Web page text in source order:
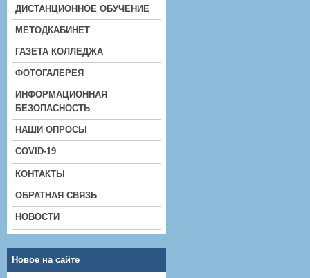
ДИСТАНЦИОННОЕ ОБУЧЕНИЕ
МЕТОДКАБИНЕТ
ГАЗЕТА КОЛЛЕДЖА
ФОТОГАЛЕРЕЯ
ИНФОРМАЦИОННАЯ
БЕЗОПАСНОСТЬ
НАШИ ОПРОСЫ
COVID-19
КОНТАКТЫ
ОБРАТНАЯ СВЯЗЬ
НОВОСТИ
Новое на сайте